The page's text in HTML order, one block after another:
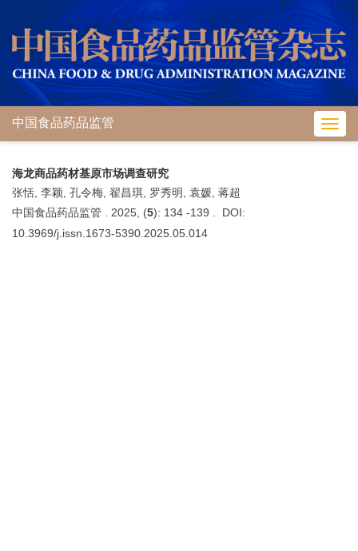
中国食品药品监管
海龙商品药材基原市场调查研究
张恬, 李颖, 孔令梅, 翟昌琪, 罗秀明, 袁媛, 蒋超
中国食品药品监管 . 2025, (5): 134 -139 . DOI:
10.3969/j.issn.1673-5390.2025.05.014